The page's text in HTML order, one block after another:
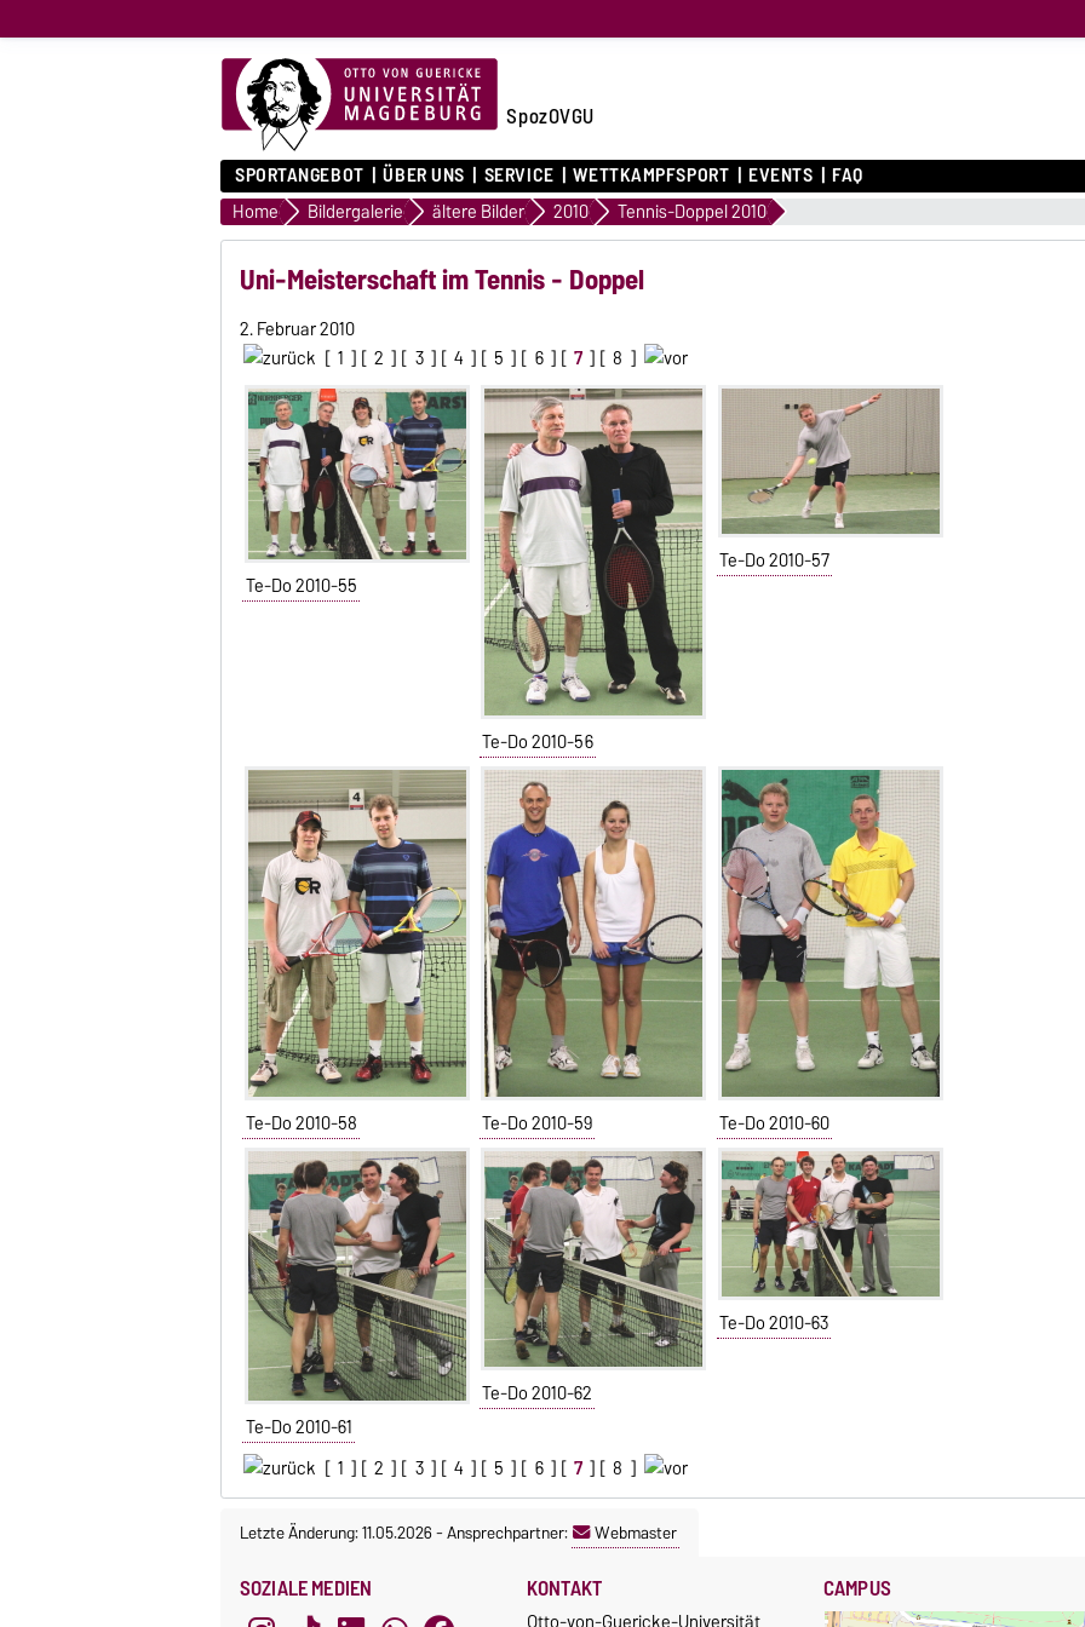
SpozOVGU
SPORTANGEBOT ÜBER UNS SERVICE WETTKAMPFSPORT EVENTS FAQ
Home Bildergalerie ältere Bilder 2010 Tennis-Doppel 2010
Uni-Meisterschaft im Tennis - Doppel
2. Februar 2010
[ 1 ] [ 2 ] [ 3 ] [ 4 ] [ 5 ] [ 6 ] [ 7 ] [ 8 ]
Te-Do 2010-55
Te-Do 2010-56
Te-Do 2010-57
Te-Do 2010-58 Te-Do 2010-59 Te-Do 2010-60
Te-Do 2010-61
Te-Do 2010-62
Te-Do 2010-63
[ 1 ] [ 2 ] [ 3 ] [ 4 ] [ 5 ] [ 6 ] [ 7 ] [ 8 ]
Letzte Änderung: 11.05.2026-Ansprechpartner: Webmaster
SOZIALE MEDIEN KONTAKT CAMPUS